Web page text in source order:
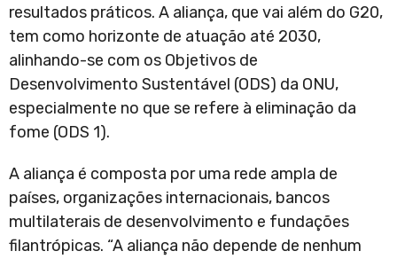
resultados práticos. A aliança, que vai além do G20,
tem como horizonte de atuação até 2030,
alinhando-se com os Objetivos de
Desenvolvimento Sustentável (ODS) da ONU,
especialmente no que se refere à eliminação da
fome (ODS 1).
A aliança é composta por uma rede ampla de
países, organizações internacionais, bancos
multilaterais de desenvolvimento e fundações
filantrópicas. “A aliança não depende de nenhum